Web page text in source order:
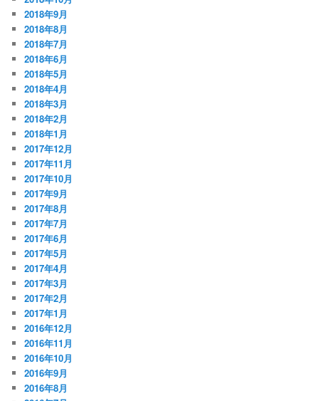
2018年9月
2018年8月
2018年7月
2018年6月
2018年5月
2018年4月
2018年3月
2018年2月
2018年1月
2017年12月
2017年11月
2017年10月
2017年9月
2017年8月
2017年7月
2017年6月
2017年5月
2017年4月
2017年3月
2017年2月
2017年1月
2016年12月
2016年11月
2016年10月
2016年9月
2016年8月